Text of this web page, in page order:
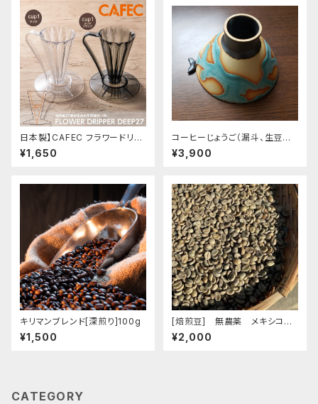
日本製】CAFEC フラワードリッ
パー DEEP27 CUP1サイズ 1杯
用 クリア
¥1,650
コーヒーじょうご（漏斗、生豆流
し）くじらのしっぽ付き
¥3,900
キリマンブレンド[深煎り]100g
¥1,500
[焙煎豆] 無農薬 メキシコ
マヤビニック 100g
¥2,000
CATEGORY